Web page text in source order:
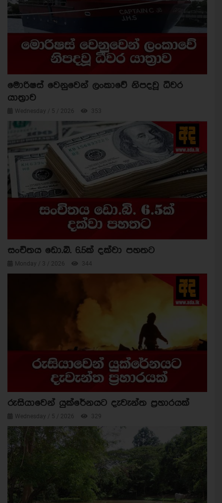
මොරිෂස් වෙනුවෙන් ලංකාවේ නිපදවූ ධීවර
යාත්‍රාව
Wednesday / 5 / 2026 353
සංචිතය ඩො.බි. 6.5ක් දක්වා පහතට
Monday / 3 / 2026 344
රුසියාවෙන් යුක්රේනයට දැවැන්ත ප්‍රහාරයක්
Wednesday / 5 / 2026 329